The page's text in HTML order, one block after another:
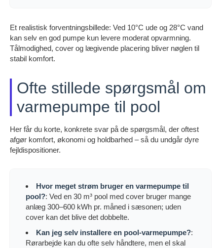
Et realistisk forventningsbillede: Ved 10°C ude og 28°C vand
kan selv en god pumpe kun levere moderat opvarmning.
Tålmodighed, cover og lægivende placering bliver nøglen til
stabil komfort.
Ofte stillede spørgsmål om
varmepumpe til pool
Her får du korte, konkrete svar på de spørgsmål, der oftest
afgør komfort, økonomi og holdbarhed – så du undgår dyre
fejldispositioner.
Hvor meget strøm bruger en varmepumpe til
pool?: Ved en 30 m³ pool med cover bruger mange
anlæg 300–600 kWh pr. måned i sæsonen; uden
cover kan det blive det dobbelte.
Kan jeg selv installere en pool-varmepumpe?:
Rørarbejde kan du ofte selv håndtere, men el skal